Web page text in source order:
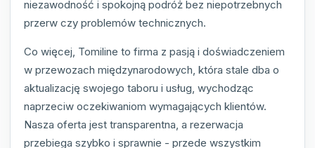
niezawodność i spokojną podróż bez niepotrzebnych
przerw czy problemów technicznych.
Co więcej, Tomiline to firma z pasją i doświadczeniem
w przewozach międzynarodowych, która stale dba o
aktualizację swojego taboru i usług, wychodząc
naprzeciw oczekiwaniom wymagających klientów.
Nasza oferta jest transparentna, a rezerwacja
przebiega szybko i sprawnie - przede wszystkim